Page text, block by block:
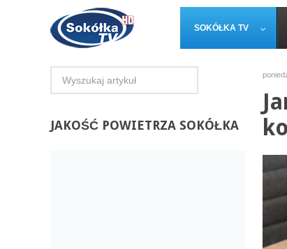
SOKÓŁKA TV
JAKOŚĆ POWIETRZA SOKÓŁKA